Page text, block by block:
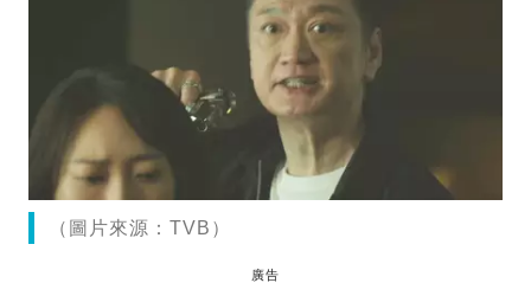
（圖片來源：TVB）
廣告